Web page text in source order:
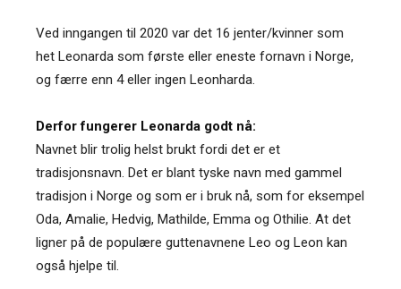
Ved inngangen til 2020 var det 16 jenter/kvinner som
het Leonarda som første eller eneste fornavn i Norge,
og færre enn 4 eller ingen Leonharda.
Derfor fungerer Leonarda godt nå:
Navnet blir trolig helst brukt fordi det er et
tradisjonsnavn. Det er blant tyske navn med gammel
tradisjon i Norge og som er i bruk nå, som for eksempel
Oda, Amalie, Hedvig, Mathilde, Emma og Othilie. At det
ligner på de populære guttenavnene Leo og Leon kan
også hjelpe til.